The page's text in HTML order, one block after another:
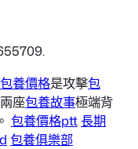
包養價格是攻擊包
座包養故事極端背
。 包養價格ptt長期
包養俱樂部